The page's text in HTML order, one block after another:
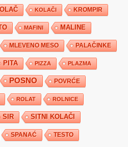
KOLAČI KROMPIR
MAFINI MALINE
MLEVENO MESO PALAČINKE
PITA PIZZA PLAZMA
POSNO POVRĆE
ROLAT ROLNICE
SIR SITNI KOLAČI
SPANAĆ TESTO